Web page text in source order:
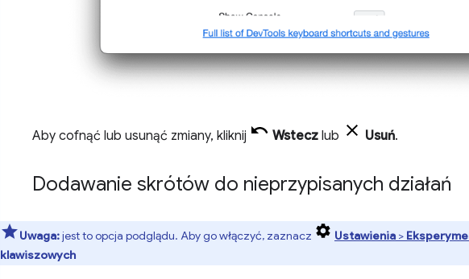
Aby cofnąć lub usunąć zmiany, kliknij Wstecz lub Usuń.
Dodawanie skrótów do nieprzypisanych działań
Uwaga:jest to opcja podglądu. Aby go włączyć, zaznacz Ustawienia >
klawiszowych